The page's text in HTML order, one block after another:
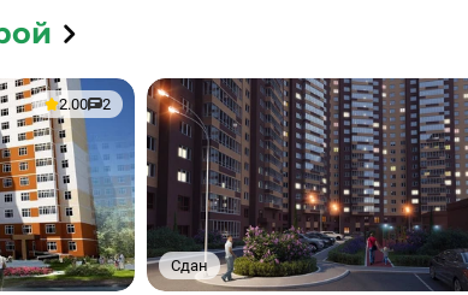
2.00 2
Сдан